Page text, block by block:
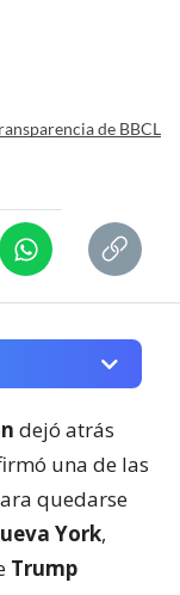
de BBCL
dejó atrás
una de las
quedarse
York,
Trump